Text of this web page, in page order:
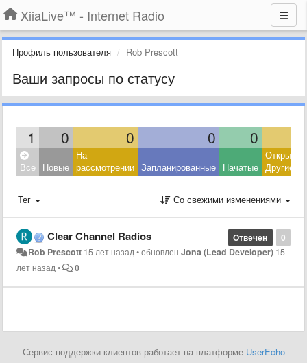
XiiaLive™ - Internet Radio
Профиль пользователя Rob Prescott
Ваши запросы по статусу
1 0 0 0 0
Все Новые
На
рассмотрении Запланированные Начатые Другие
Тег Со свежими изменениями
0
Отвечен
Clear Channel Radios
Rob Prescott 15 лет назад•обновленJona (Lead Developer) 15
лет назад• 0
Сервис поддержки клиентов работает на платформе UserEcho